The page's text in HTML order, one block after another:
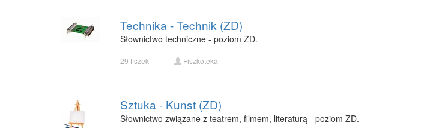
Technika - Technik (ZD)
Słownictwo techniczne - poziom ZD.
29 fiszek Fiszkoteka
Sztuka - Kunst (ZD)
Słownictwo związane z teatrem, filmem, literaturą - poziom ZD.